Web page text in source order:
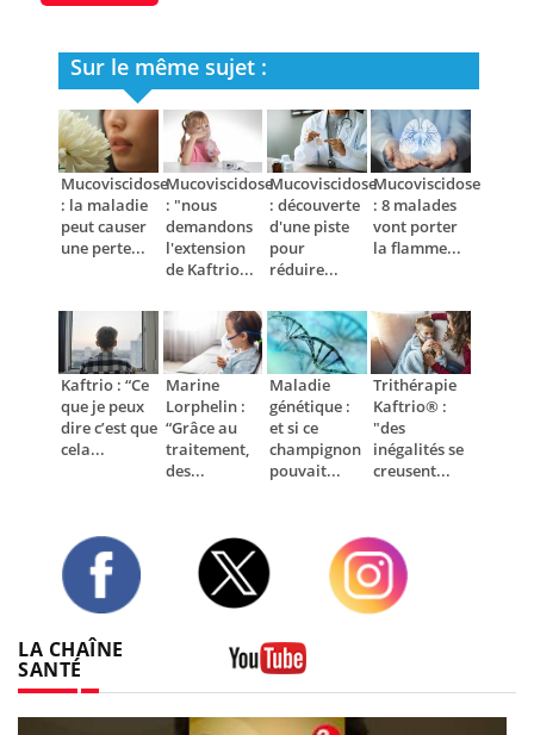
Sur le même sujet :
Mucoviscidose
: la maladie
peut causer
une perte...
Mucoviscidose
: "nous
demandons
l'extension
de Kaftrio...
Mucoviscidose
: découverte
d'une piste
pour
réduire...
Mucoviscidose
: 8 malades
vont porter
la flamme...
Kaftrio : “Ce
que je peux
dire c’est que
cela...
Marine
Lorphelin :
“Grâce au
traitement,
des...
Maladie
génétique :
et si ce
champignon
pouvait...
Trithérapie
Kaftrio® :
"des
inégalités se
creusent...
LA CHAÎNE
SANTÉ
Youtube